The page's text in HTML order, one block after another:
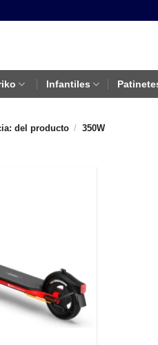
Infantiles
del producto / 350W